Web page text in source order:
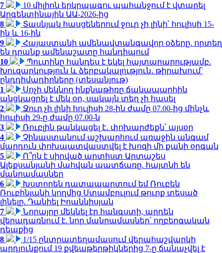
7
10 միլիոն երկրպագու պահանջում է վտարել
Արգենտինային ԱԱ-2026-ից
8
Տասնյակ հասցեներում ջուր չի լինի՝ հուլիսի 15-
ին և 16-ին
9
Հայաստանի ամենավտանգավոր օձերը. որտեղ
են դրանք ամենաշատը հանդիպում
10
Պուտինը հանդես է եկել հայտարարությամբ.
Խուզարկություն և ձերբակալություն․ թիրախում՝
ընդդիմադիրները (տեսանյութ)
1
Սոչի մեկնող ինքնաթիռը ճանապարհին
անցկացրել է մեկ օր, սակայն տեղ չի հասել
2
Ջուր չի լինի հուլիսի 28-ին ժամը 07.00-ից մինչև
հուլիսի 29-ը ժամը 07.00-ն
3
Ռուբլին թանկացել է․ փոխարժեքն՝ այսօր
4
Չինաստանում աշխարհում առաջին անգամ
մարդուն փոխպատվաստվել է խոզի մի քանի օրգան
5
Ո՞րն է սիրված արտիստ Արտաշես
Ալեքսանյանի մահվան պատճառը. հայտնի են
մանրամասներ
6
Խստորեն դատապարտում եմ Ռուբեն
Ռուբինյանի կողմից Ստամբուլում թուրք տեսած
լինելը. Դանիել Իոաննիսյան
7
Նորայրը մեկնել էր հանգստի, արդեն
վերադառնում է. նոր մանրամասներ՝ ողբերգական
դեպքից
8
1/15 ընտրատեղամասում վերահաշվարկի
արդյունքում 19 քվեաթերթիկներից 7-ը ճանաչվել է